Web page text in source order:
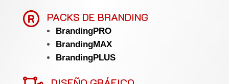
 PACKS DE BRANDING
BrandingPRO
BrandingMAX
BrandingPLUS